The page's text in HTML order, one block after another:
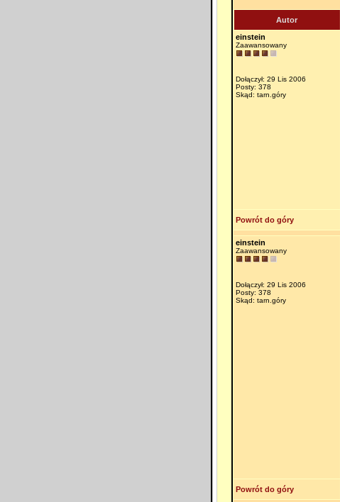
Autor
einstein
Zaawansowany
Dołączył: 29 Lis 2006
Posty: 378
Skąd: tarn.góry
Powrót do góry
einstein
Zaawansowany
Dołączył: 29 Lis 2006
Posty: 378
Skąd: tarn.góry
Powrót do góry